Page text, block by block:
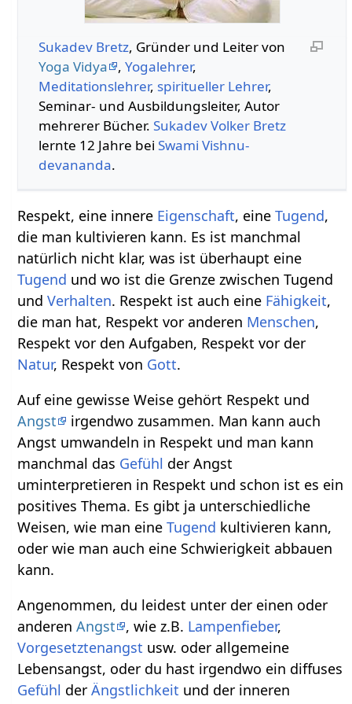
Sukadev Bretz, Gründer und Leiter von
Yoga Vidya
, Yogalehrer,
Meditationslehrer, spiritueller Lehrer,
Seminar- und Ausbildungsleiter, Autor
mehrerer Bücher. Sukadev Volker Bretz
lernte 12 Jahre bei Swami Vishnu-
devananda.
Respekt, eine innere Eigenschaft, eineTugend,
die man kultivieren kann. Es ist manchmal
natürlich nicht klar, was ist überhaupt eine
Tugend und wo ist die Grenze zwischen Tugend
undVerhalten. Respekt ist auch eine Fähigkeit,
die man hat, Respekt vor anderen Menschen,
Respekt vor den Aufgaben, Respekt vor der
Natur, Respekt von Gott.
Auf eine gewisse Weise gehört Respekt und
Angst
irgendwo zusammen. Man kann auch
Angst umwandeln in Respekt und man kann
manchmal das Gefühl der Angst
uminterpretieren in Respekt und schon ist es ein
positives Thema. Es gibt ja unterschiedliche
Weisen, wie man eineTugend kultivieren kann,
oder wie man auch eine Schwierigkeit abbauen
kann.
Angenommen, du leidest unter der einen oder
anderenAngst , wie z.B. Lampenfieber,
Vorgesetztenangst usw. oder allgemeine
Lebensangst, oder du hast irgendwo ein diffuses
Gefühl derÄngstlichkeit und der inneren